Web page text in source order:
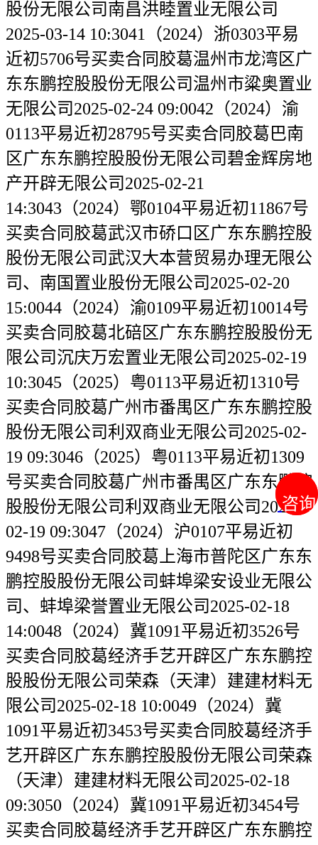
咨询
咨询
股份无限公司南昌洪睦置业无限公司
2025-03-14 10:3041（2024）浙0303平易
近初5706号买卖合同胶葛温州市龙湾区广
东东鹏控股股份无限公司温州市粱奥置业
无限公司2025-02-24 09:0042（2024）渝
0113平易近初28795号买卖合同胶葛巴南
区广东东鹏控股股份无限公司碧金辉房地
产开辟无限公司2025-02-21
14:3043（2024）鄂0104平易近初11867号
买卖合同胶葛武汉市硚口区广东东鹏控股
股份无限公司武汉大本营贸易办理无限公
司、南国置业股份无限公司2025-02-20
15:0044（2024）渝0109平易近初10014号
买卖合同胶葛北碚区广东东鹏控股股份无
限公司沉庆万宏置业无限公司2025-02-19
10:3045（2025）粤0113平易近初1310号
买卖合同胶葛广州市番禺区广东东鹏控股
股份无限公司利双商业无限公司2025-02-
19 09:3046（2025）粤0113平易近初1309
号买卖合同胶葛广州市番禺区广东东鹏控
股股份无限公司利双商业无限公司2025-
02-19 09:3047（2024）沪0107平易近初
9498号买卖合同胶葛上海市普陀区广东东
鹏控股股份无限公司蚌埠梁安设业无限公
司、蚌埠梁誉置业无限公司2025-02-18
14:0048（2024）冀1091平易近初3526号
买卖合同胶葛经济手艺开辟区广东东鹏控
股股份无限公司荣森（天津）建建材料无
限公司2025-02-18 10:0049（2024）冀
1091平易近初3453号买卖合同胶葛经济手
艺开辟区广东东鹏控股股份无限公司荣森
（天津）建建材料无限公司2025-02-18
09:3050（2024）冀1091平易近初3454号
买卖合同胶葛经济手艺开辟区广东东鹏控